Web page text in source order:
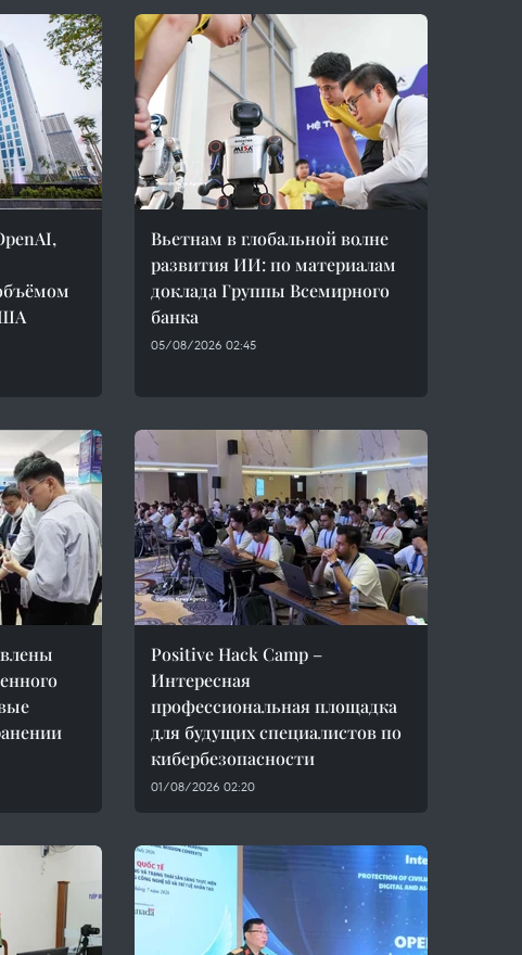
Вьетнам в глобальной волне
развития ИИ: по материалам
доклада Группы Всемирного
банка
05/08/2026 02:45
Positive Hack Camp –
Интересная
профессиональная площадка
для будущих специалистов по
кибербезопасности
01/08/2026 02:20